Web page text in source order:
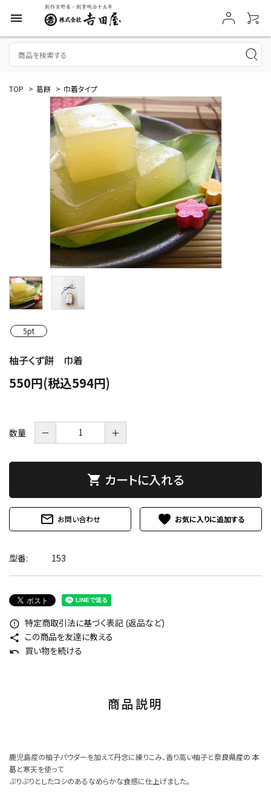
menu
TOP > 葛餅 > 巾着タイプ
5pt
柚子くず餅 巾着
550円(税込594円)
数量 － ＋
shopping_cart カートに入れる
mail_outline お問い合わせ favorite
型番: 153
error_outline 特定商取引法に基づく表記 (返品など)
share この商品を友達に教える
undo 買い物を続ける
商品説明
鹿児島産の柚子パウダーを加えて丹念に練りこみ、香り高い柚子と奈良県産の 本
葛と寒天を使って
ぷりぷりとしたコシのあるなめらかな食感に仕上げました。